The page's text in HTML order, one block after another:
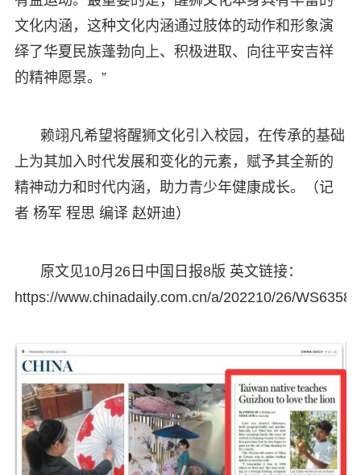
文化内涵，这种文化内涵通过肢体的动作和形象演
绎了华夏民族蓬勃向上、积极进取、向往平安吉祥
的精神愿景。”
赖翊凡希望将醒狮文化引入校园，在传承的基础
上为其加入时代发展和变化的元素，赋予其全新的
精神动力和时代内涵，助力青少年健康成长。（记
者 杨军 程思 编译 赵妍迪）
原文见10月26日中国日报8版 英文链接：
https://www.chinadaily.com.cn/a/202210/26/